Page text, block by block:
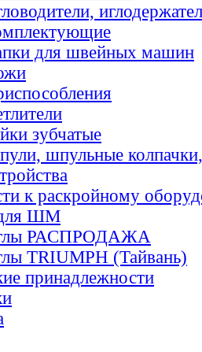
для швейных машин
зубчатые
шпульные
к раскройному
ШМ
РАСПРОДАЖА
TRIUMPH (Тайвань)
принадлежности